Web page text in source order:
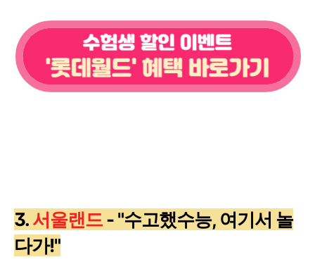
3.서울랜드- "수고했수능, 여기서 놀
다가!"